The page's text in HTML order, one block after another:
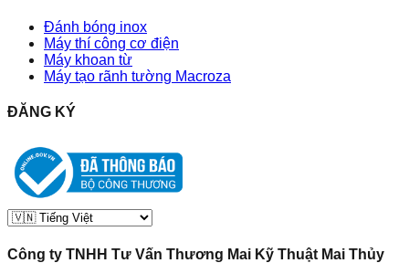
Đánh bóng inox
Máy thí công cơ điện
Máy khoan từ
Máy tạo rãnh tường Macroza
ĐĂNG KÝ
Công ty TNHH Tư Vấn Thương Mai Kỹ Thuật Mai Thủy